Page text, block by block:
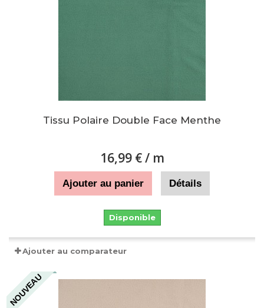
Tissu Polaire Double Face Menthe
16,99 €/ m
Ajouter au panier Détails
Disponible
Ajouter au comparateur
NOUVEAU